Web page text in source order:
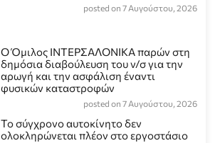
posted on 7 Αυγούστου, 2026
Ο Όμιλος ΙΝΤΕΡΣΑΛΟΝΙΚΑ παρών στη
δημόσια διαβούλευση του ν/σ για την
αρωγή και την ασφάλιση έναντι
φυσικών καταστροφών
posted on 7 Αυγούστου, 2026
Το σύγχρονο αυτοκίνητο δεν
ολοκληρώνεται πλέον στο εργοστάσιο